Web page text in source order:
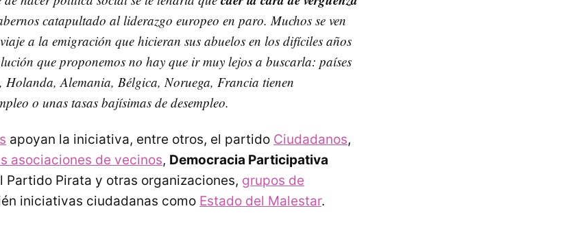
catapultado al liderazgo europeo en paro. Muchos se ven
a la emigración que hicieran sus abuelos en los difíciles años
que proponemos no hay que ir muy lejos a buscarla: países
Holanda, Alemania, Bélgica, Noruega, Francia tienen
o unas tasas bajísimas de desempleo.
apoyan la iniciativa, entre otros, el partido Ciudadanos,
asociaciones de vecinos, Democracia Participativa
Partido Pirata y otras organizaciones, grupos de
iniciativas ciudadanas como Estado del Malestar.